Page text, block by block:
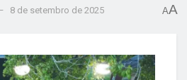
8 de setembro de 2025 AA